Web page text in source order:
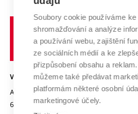
Systém zajišťování kvality výzkumu
Výzkumné infrastruktury
Transfer znalostí
Open Science
Projekty
Projekty ze strukturálních fondů
Specifický výzkum
Spolupráce se školami
Mezinárodní dohody
Univerzitní sítě
Profil univerzity
Udržitelná univerzita
Podnikavá univerzita / ContriBUTe
Bezpečná univerzita
Vyznamenání
Organizační struktura
VYSOKÉ UČENÍ TECHNICKÉ V BRNĚ
Antonínská 548/1
602 00 Brno
www.vut.cz
vut@vutbr.cz
Soubory cookie používáme ke
shromažďování a analýze
a používání webu, zajištění
ze sociálních médií a ke
přizpůsobení obsahu a
můžeme také předávat
platformám některé osobní
marketingové účely.